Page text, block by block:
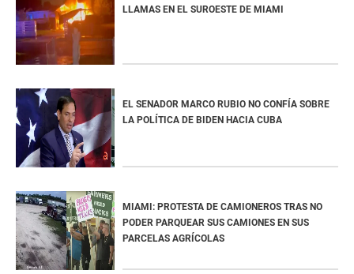
LLAMAS EN EL SUROESTE DE MIAMI
EL SENADOR MARCO RUBIO NO CONFÍA SOBRE
LA POLÍTICA DE BIDEN HACIA CUBA
MIAMI: PROTESTA DE CAMIONEROS TRAS NO
PODER PARQUEAR SUS CAMIONES EN SUS
PARCELAS AGRÍCOLAS